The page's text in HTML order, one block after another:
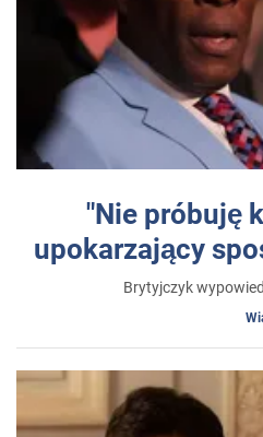
"Nie próbuję
upokarzający
Brytyjczyk